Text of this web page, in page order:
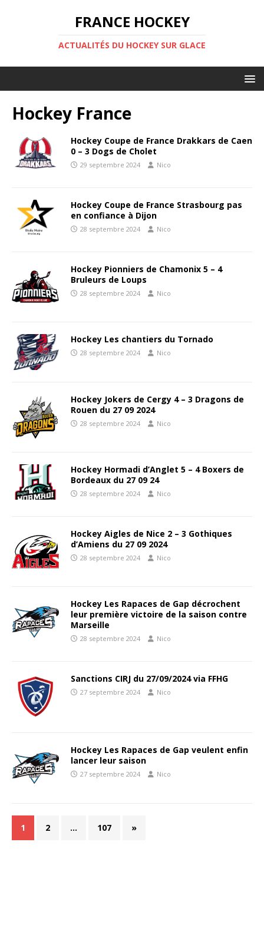
FRANCE HOCKEY
ACTUALITÉS DU HOCKEY SUR GLACE
Hockey France
Hockey Coupe de France Drakkars de Caen
0 – 3 Dogs de Cholet
29 septembre 2024 Nico
Hockey Coupe de France Strasbourg pas
en confiance à Dijon
28 septembre 2024 Nico
Hockey Pionniers de Chamonix 5 – 4
Bruleurs de Loups
28 septembre 2024 Nico
Hockey Les chantiers du Tornado
28 septembre 2024 Nico
Hockey Jokers de Cergy 4 – 3 Dragons de
Rouen du 27 09 2024
28 septembre 2024 Nico
Hockey Hormadi d’Anglet 5 – 4 Boxers de
Bordeaux du 27 09 24
28 septembre 2024 Nico
Hockey Aigles de Nice 2 – 3 Gothiques
d’Amiens du 27 09 2024
28 septembre 2024 Nico
Hockey Les Rapaces de Gap décrochent
leur première victoire de la saison contre
Marseille
28 septembre 2024 Nico
Sanctions CIRJ du 27/09/2024 via FFHG
27 septembre 2024 Nico
Hockey Les Rapaces de Gap veulent enfin
lancer leur saison
27 septembre 2024 Nico
1 2 … 107 »